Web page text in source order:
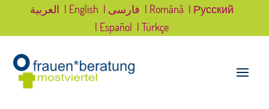
العربية | English | فارسی | Română | Русский
| Español | Türkçe